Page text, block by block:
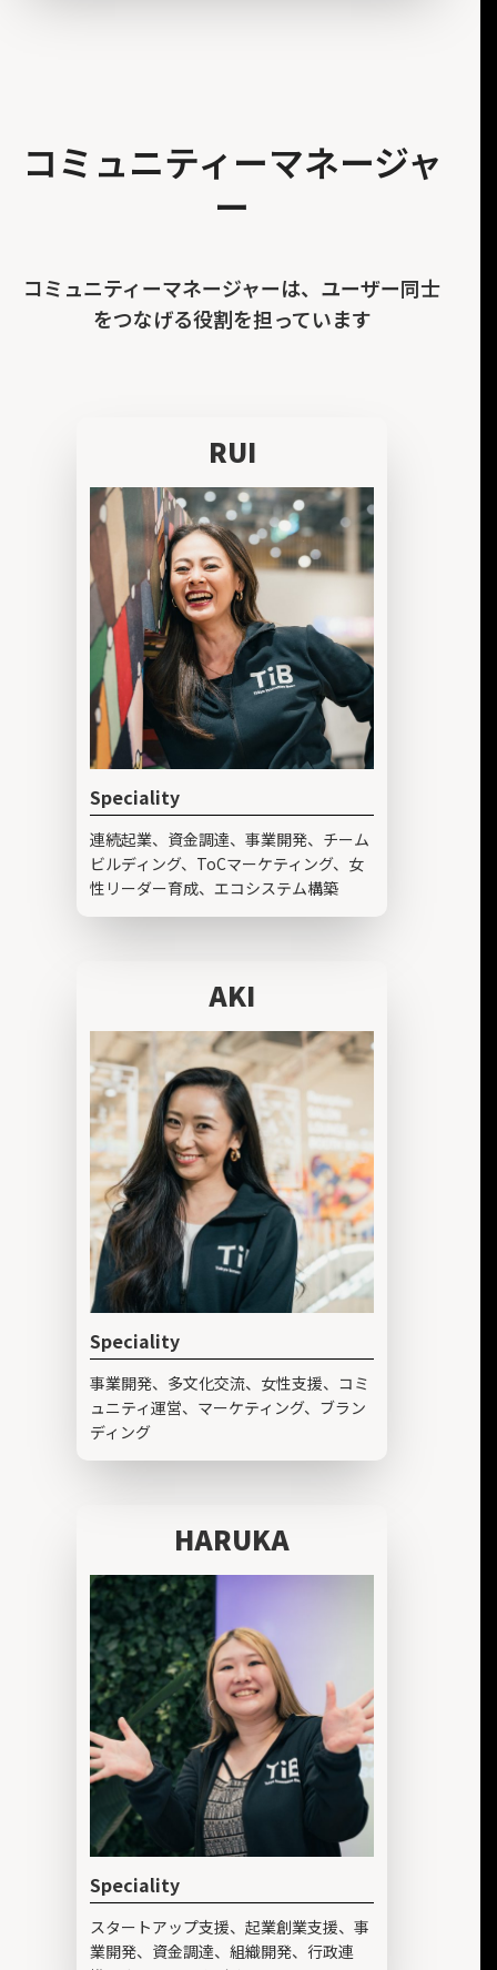
コミュニティーマネージャ
ー
コミュニティーマネージャーは、ユーザー同士
をつなげる役割を担っています
RUI
Speciality
連続起業、資金調達、事業開発、チーム
ビルディング、ToCマーケティング、女
性リーダー育成、エコシステム構築
AKI
Speciality
事業開発、多文化交流、女性支援、コミ
ュニティ運営、マーケティング、ブラン
ディング
HARUKA
Speciality
スタートアップ支援、起業創業支援、事
業開発、資金調達、組織開発、行政連